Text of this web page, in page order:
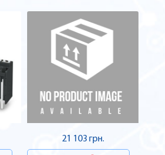
Pheonix Contact
21 103 грн.